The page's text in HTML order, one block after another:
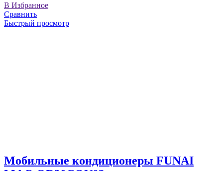
В Избранное
Сравнить
Быстрый просмотр
Мобильные кондиционеры FUNAI